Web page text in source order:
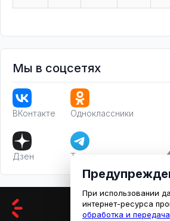
Мы в соцсетях
ВКонтакте Одноклассники
Дзен Телеграм
При использовании
интернет-ресурса
обработка и